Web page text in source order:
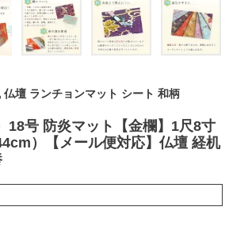
壇 ランチョンマット シート 和柄
18号 防炎マット【金欄】1尺8寸
）【メール便対応】仏壇 経机